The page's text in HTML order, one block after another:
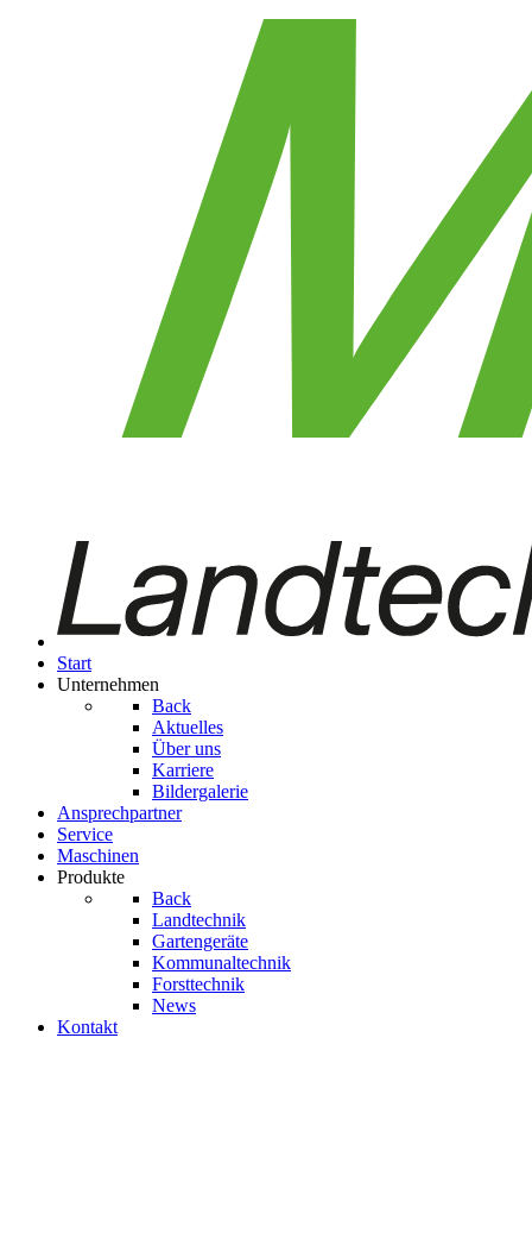
Start
Unternehmen
Back
Aktuelles
Über uns
Karriere
Bildergalerie
Ansprechpartner
Service
Maschinen
Produkte
Back
Landtechnik
Gartengeräte
Kom­mu­nal­tech­nik
Forsttechnik
News
Kontakt